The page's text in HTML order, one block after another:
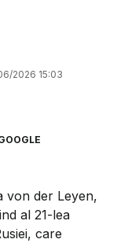
2026 15:03
von der Leyen,
al 21-lea
care